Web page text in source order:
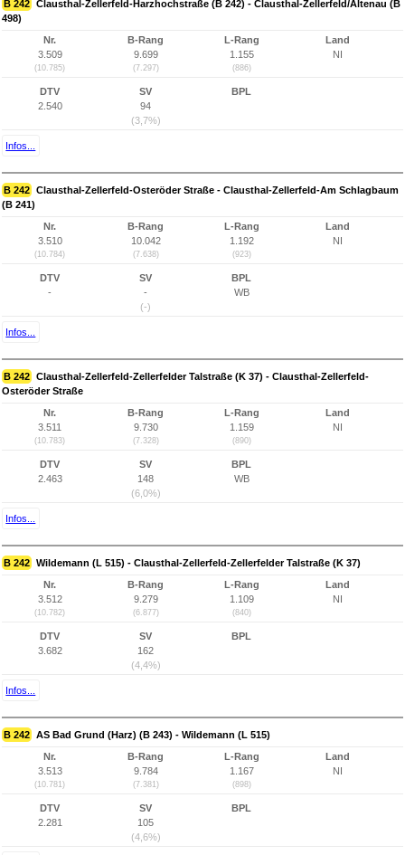
B 242 Clausthal-Zellerfeld-Harzhochstraße (B 242) - Clausthal-Zellerfeld/Altenau (B
498)
Nr.
3.509
(10.785)
B-Rang
9.699
(7.297)
L-Rang
1.155
(886)
Land
NI
DTV
2.540
SV
94
(3,7%)
BPL
Infos...
B 242 Clausthal-Zellerfeld-Osteröder Straße - Clausthal-Zellerfeld-Am Schlagbaum
(B 241)
Nr.
3.510
(10.784)
B-Rang
10.042
(7.638)
L-Rang
1.192
(923)
Land
NI
DTV
-
SV
-
(-)
BPL
WB
Infos...
B 242 Clausthal-Zellerfeld-Zellerfelder Talstraße (K 37) - Clausthal-Zellerfeld-
Osteröder Straße
Nr.
3.511
(10.783)
B-Rang
9.730
(7.328)
L-Rang
1.159
(890)
Land
NI
DTV
2.463
SV
148
(6,0%)
BPL
WB
Infos...
B 242 Wildemann (L 515) - Clausthal-Zellerfeld-Zellerfelder Talstraße (K 37)
Nr.
3.512
(10.782)
B-Rang
9.279
(6.877)
L-Rang
1.109
(840)
Land
NI
DTV
3.682
SV
162
(4,4%)
BPL
Infos...
B 242 AS Bad Grund (Harz) (B 243) - Wildemann (L 515)
Nr.
3.513
(10.781)
B-Rang
9.784
(7.381)
L-Rang
1.167
(898)
Land
NI
DTV
2.281
SV
105
(4,6%)
BPL